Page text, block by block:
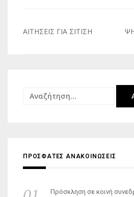
Πλοήγηση
ΑΙΤΗΣΕΙΣ ΓΙΑ ΣΙΤΙΣΗ
Αναζήτηση
ΠΡΟΣΦΑΤΕΣ ΑΝΑΚΟΙΝΩΣΕΙΣ
Πρόσκληση σε κοινή